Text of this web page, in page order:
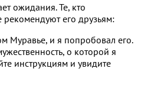
ожидания. Те, кто
его друзьям:
Муравье, и я попробовал его.
о которой я
инструкциям и увидите